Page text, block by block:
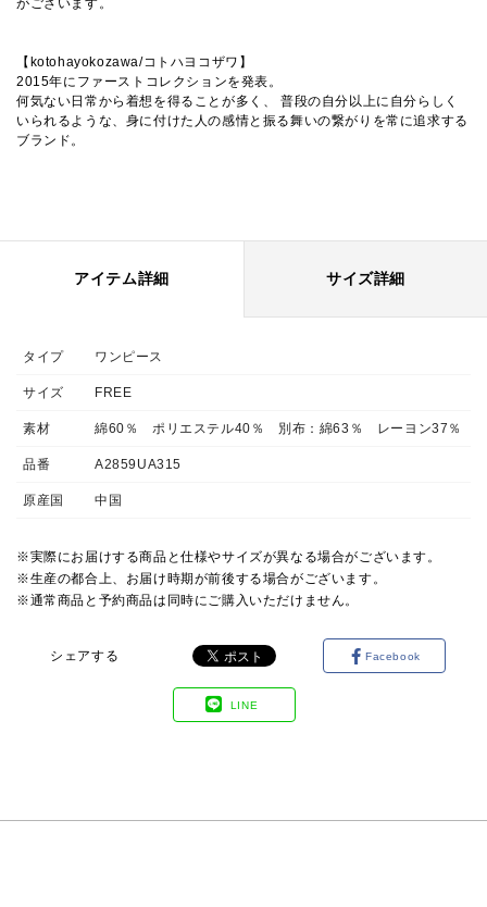
がございます。
【kotohayokozawa/コトハヨコザワ】
2015年にファーストコレクションを発表。
何気ない日常から着想を得ることが多く、 普段の自分以上に自分らしく
いられるような、身に付けた人の感情と振る舞いの繋がりを常に追求する
ブランド。
アイテム詳細 サイズ詳細
タイプ ワンピース
サイズ FREE
素材 綿60％ ポリエステル40％ 別布：綿63％ レーヨン37％
品番 A2859UA315
原産国 中国
※実際にお届けする商品と仕様やサイズが異なる場合がございます。
※生産の都合上、お届け時期が前後する場合がございます。
※通常商品と予約商品は同時にご購入いただけません。
シェアする Facebook
LINE